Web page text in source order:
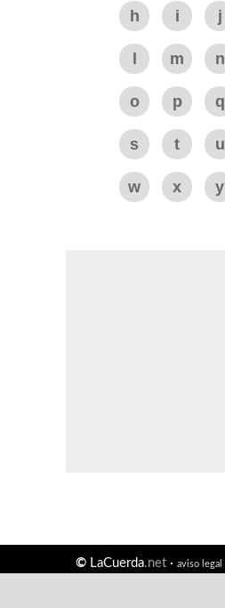
h i j
m n
o p q
s t u
w x y
©LaCuerda.net· aviso legal